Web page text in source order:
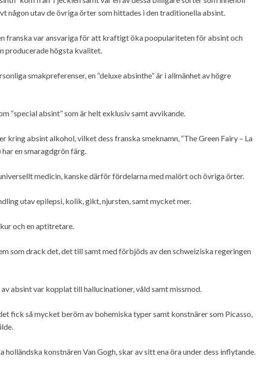
någon utav de övriga örter som hittades i den traditionella absint.
franska var ansvariga för att kraftigt öka poopulariteten för absint och
producerade högsta kvalitet.
smakpreferenser, en “deluxe absinthe” är i allmänhet av högre
“special absint” som är helt exklusiv samt avvikande.
kring absint alkohol, vilket dess franska smeknamn, “The Green Fairy – La
en smaragdgrön färg.
medicin, kanske därför fördelarna med malört och övriga örter.
utav epilepsi, kolik, gikt, njursten, samt mycket mer.
och en aptitretare.
som drack det, det till samt med förbjöds av den schweiziska regeringen
absint var kopplat till hallucinationer, våld samt missmod.
fick så mycket beröm av bohemiska typer samt konstnärer som Picasso,
holländska konstnären Van Gogh, skar av sitt ena öra under dess inflytande.